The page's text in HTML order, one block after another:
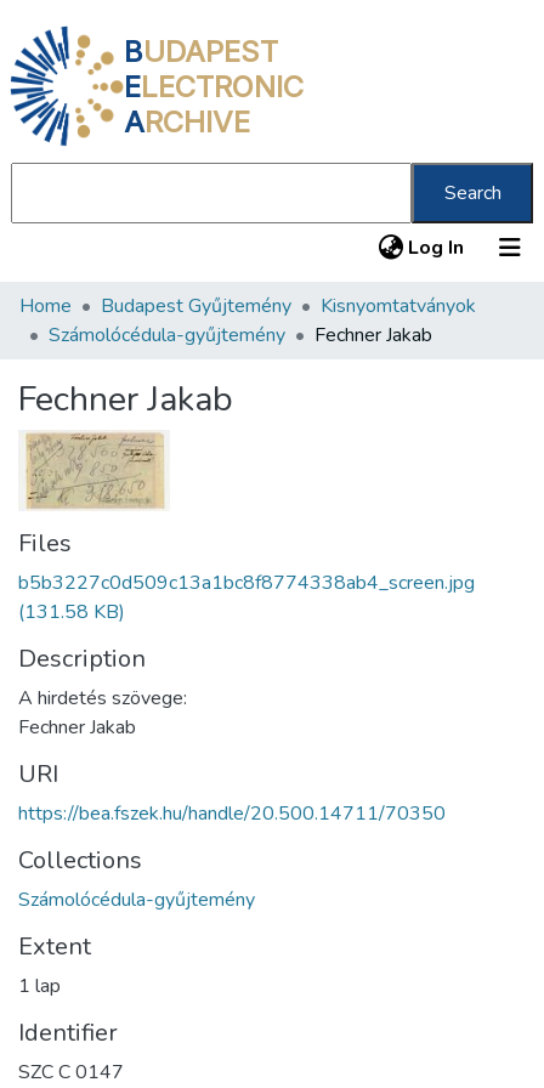
BUDAPEST
ELECTRONIC
ARCHIVE
Search
Log In (current)
Communities & Collections
Statistics
About us
Home Budapest Gyűjtemény
Kisnyomtatványok
Számolócédula-gyűjtemény
Fechner Jakab
Fechner Jakab
Files
b5b3227c0d509c13a1bc8f8774338ab4_screen.jpg
(131.58 KB)
Description
A hirdetés szövege:
Fechner Jakab
URI
https://bea.fszek.hu/handle/20.500.14711/70350
Collections
Számolócédula-gyűjtemény
Extent
1 lap
Identifier
SZC C 0147